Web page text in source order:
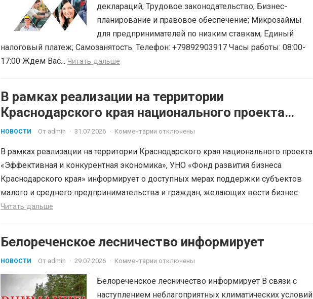
деклараций; Трудовое законодательство; Бизнес-
планирование и правовое обеспечение; Микрозаймы
для предпринимателей по низким ставкам; Единый
налоговый платеж; Самозанятость. Телефон: +79892903917 Часы работы: 08:00-
17:00 Ждем Вас... Читать дальше
В рамках реализации на территории
Краснодарского края национального проекта
«Эффективная и конкурентная экономика»
НОВОСТИ От admin · 31.07.2026 · Комментарии отключены
В рамках реализации на территории Краснодарского края национального проекта
«Эффективная и конкурентная экономика», УНО «Фонд развития бизнеса
Краснодарского края» информирует о доступных мерах поддержки субъектов
малого и среднего предпринимательства и граждан, желающих вести бизнес.
Читать дальше
Белореченское лесничество информирует
НОВОСТИ От admin · 29.07.2026 · Комментарии отключены
Белореченское лесничество информирует В связи с
наступлением неблагоприятных климатических условий